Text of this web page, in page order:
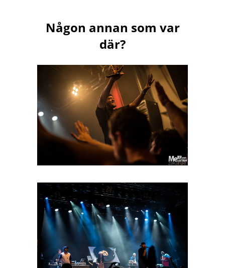
Någon annan som var
där?